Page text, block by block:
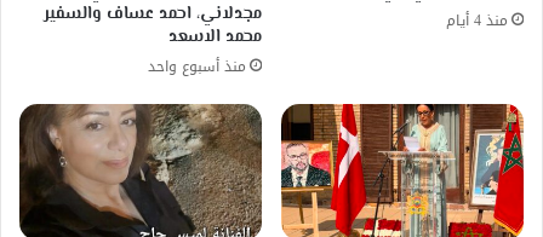
منذ 4 أيام
مجدلاني، احمد عساف والسفير
محمد الاسعد
منذ أسبوع واحد